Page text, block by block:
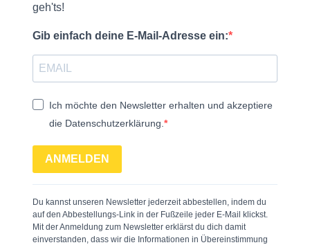
geh'ts!
Gib einfach deine E-Mail-Adresse ein:
Ich möchte den Newsletter erhalten und akzeptiere
die Datenschutzerklärung.
ANMELDEN
Du kannst unseren Newsletter jederzeit abbestellen, indem du
auf den Abbestellungs-Link in der Fußzeile jeder E-Mail klickst.
Mit der Anmeldung zum Newsletter erklärst du dich damit
einverstanden, dass wir die Informationen in Übereinstimmung